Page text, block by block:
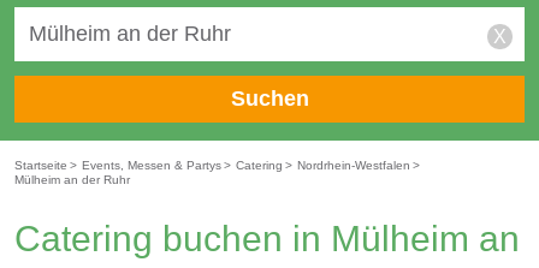
X
Suchen
Startseite > Events, Messen & Partys> Catering > Nordrhein-Westfalen >
Mülheim an der Ruhr
Catering buchen in Mülheim an